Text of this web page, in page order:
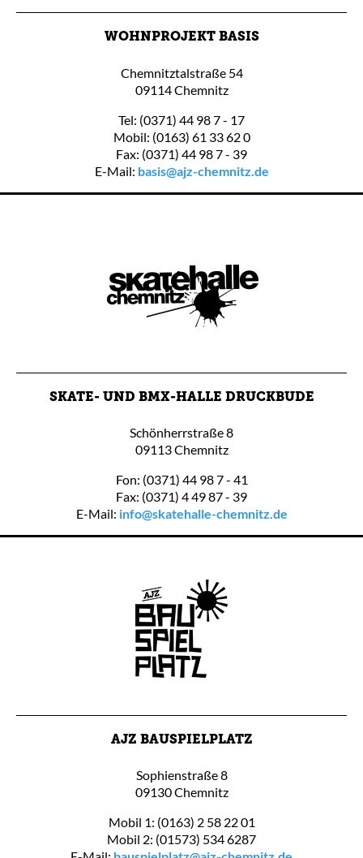
WOHNPROJEKT BASIS
Chemnitztalstraße 54
09114 Chemnitz
Tel: (0371) 44 98 7 - 17
Mobil: (0163) 61 33 62 0
Fax: (0371) 44 98 7 - 39
E-Mail: basis@ajz-chemnitz.de
SKATE- UND BMX-HALLE DRUCKBUDE
Schönherrstraße 8
09113 Chemnitz
Fon: (0371) 44 98 7 - 41
Fax: (0371) 4 49 87 - 39
E-Mail: info@skatehalle-chemnitz.de
AJZ BAUSPIELPLATZ
Sophienstraße 8
09130 Chemnitz
Mobil 1: (0163) 2 58 22 01
Mobil 2: (01573) 534 6287